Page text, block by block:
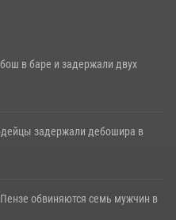
в баре и задержали двух
задержали дебошира в
обвиняются семь мужчин в